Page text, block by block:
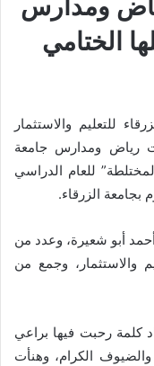
ومدارس
الختامي
للتعليم والاستثمار
رياض ومدارس جامعة
للعام الدراسي
أبو شعيرة، وعدد من
والاستثمار، وجمع من
كلمة رحبت فيها براعي
الكرام، وهنأت